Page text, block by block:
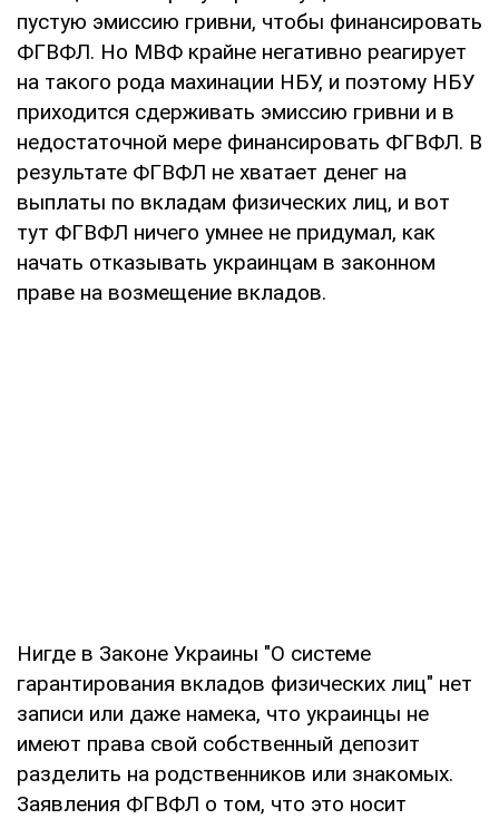
пустую эмиссию гривни, чтобы финансировать
ФГВФЛ. Но МВФ крайне негативно реагирует
на такого рода махинации НБУ, и поэтому НБУ
приходится сдерживать эмиссию гривни и в
недостаточной мере финансировать ФГВФЛ. В
результате ФГВФЛ не хватает денег на
выплаты по вкладам физических лиц, и вот
тут ФГВФЛ ничего умнее не придумал, как
начать отказывать украинцам в законном
праве на возмещение вкладов.
Нигде в Законе Украины "О системе
гарантирования вкладов физических лиц" нет
записи или даже намека, что украинцы не
имеют права свой собственный депозит
разделить на родственников или знакомых.
Заявления ФГВФЛ о том, что это носит